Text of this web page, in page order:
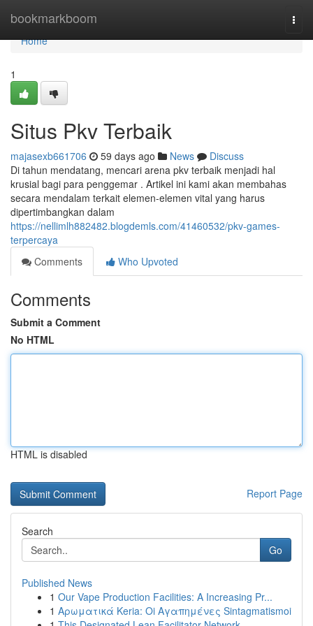
bookmarkboom
Home
Home
1
Situs Pkv Terbaik
majasexb661706 59 days ago News
Discuss
Di tahun mendatang, mencari arena pkv terbaik menjadi hal
krusial bagi para penggemar . Artikel ini kami akan membahas
secara mendalam terkait elemen-elemen vital yang harus
dipertimbangkan dalam
https://nellimlh882482.blogdemls.com/41460532/pkv-games-
terpercaya
Comments
Who Upvoted
Comments
Submit a Comment
No HTML
HTML is disabled
Report Page
Search
Go
Published News
1 Our Vape Production Facilities: A Increasing Pr...
1 Αρωματικά Keria: Oi Αγαπημένες Sintagmatismoi